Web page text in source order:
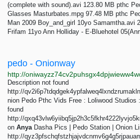
(complete with sound).avi 123.80 MB pthc
Glasses Masturbates.mpg 97.48 MB pthc
Man 2009 Boy_and_girl 10yo Samamtha.avi
Frifam 11yo Ann Holliday - E-Bluehotel
pedo - Onionway
Description not found
http://
nion Pedo Pthc Vids Free : Loliwood Studios
found
http://
on AnyaDasha Pics | Pedo Station | Onion
http://